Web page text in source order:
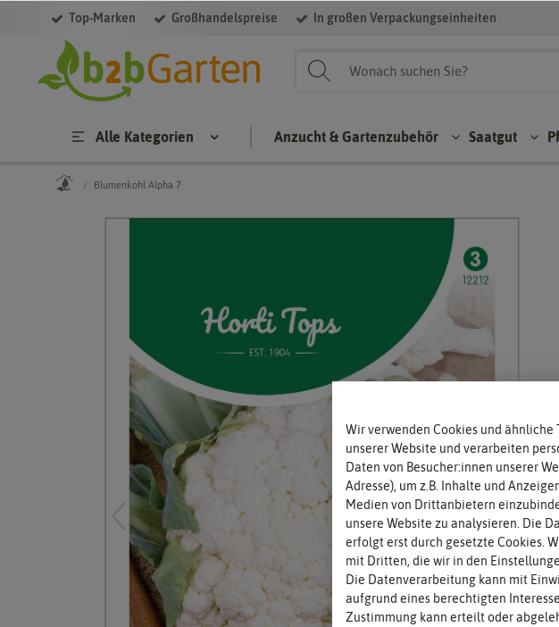
Top-Marken Großhandelspreise In großen Verpackungseinheiten
Alle Kategorien Anzucht & Gartenzubehör Saatgut
Blumenkohl Alpha 7
Wir verwenden Cookies und ähnliche
unserer Website und verarbeiten
Daten von Besucher:innen unserer
Adresse), um z.B. Inhalte und
Medien von Drittanbietern
unsere Website zu analysieren. Die
erfolgt erst durch gesetzte Cookies.
mit Dritten, die wir in den
Die Datenverarbeitung kann mit
aufgrund eines berechtigten
Zustimmung kann erteilt oder